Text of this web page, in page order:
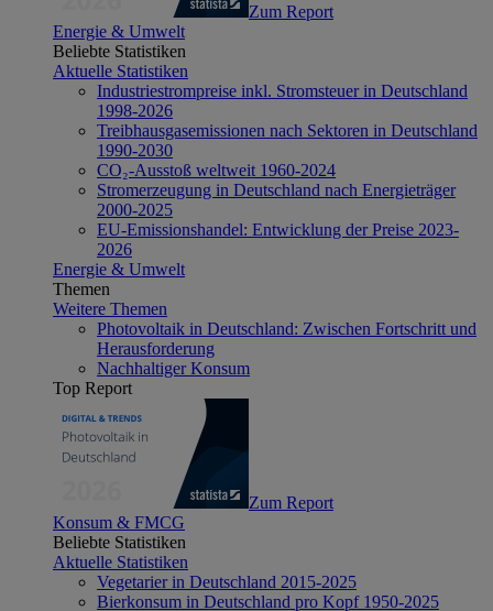
Zum Report
Energie & Umwelt
Beliebte Statistiken
Aktuelle Statistiken
Industriestrompreise inkl. Stromsteuer in Deutschland
1998-2026
Treibhausgasemissionen nach Sektoren in Deutschland
1990-2030
CO₂-Ausstoß weltweit 1960-2024
Stromerzeugung in Deutschland nach Energieträger
2000-2025
EU-Emissionshandel: Entwicklung der Preise 2023-
2026
Energie & Umwelt
Themen
Weitere Themen
Photovoltaik in Deutschland: Zwischen Fortschritt und
Herausforderung
Nachhaltiger Konsum
Top Report
Zum Report
Konsum & FMCG
Beliebte Statistiken
Aktuelle Statistiken
Vegetarier in Deutschland 2015-2025
Bierkonsum in Deutschland pro Kopf 1950-2025